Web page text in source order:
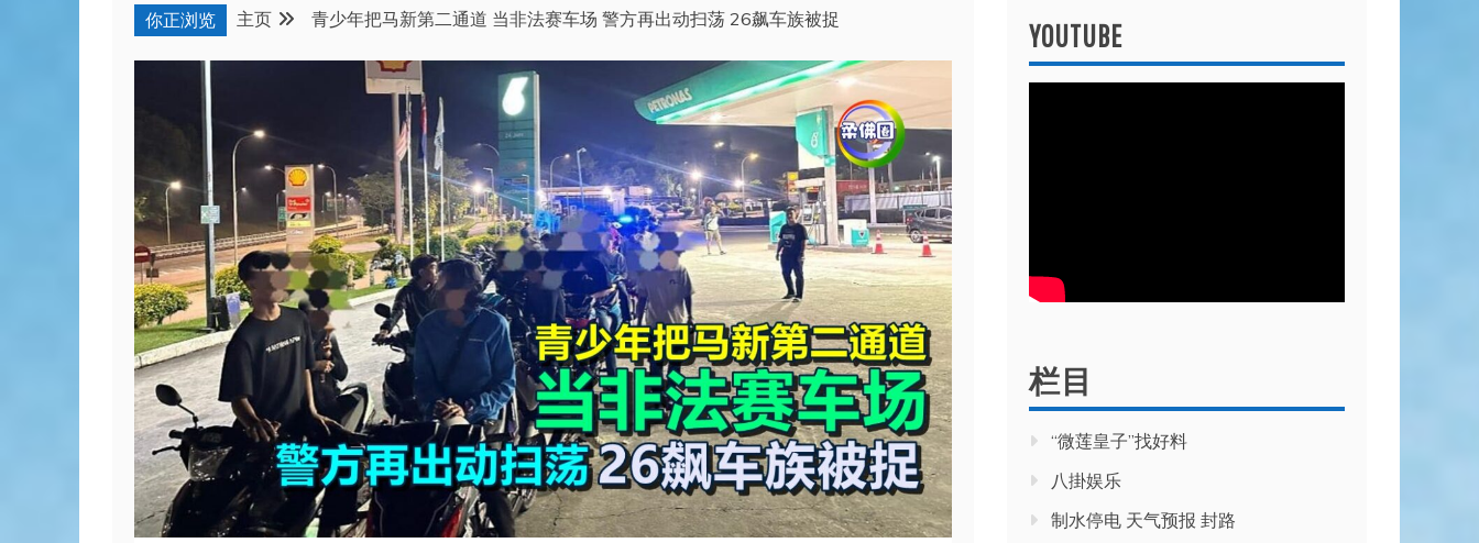
你正浏览 主页 青少年把马新第二通道 当非法赛车场 警方再出动扫荡 26飙车族被捉 YOUTUBE
栏目
“微莲皇子”找好料
八掛娱乐
制水停电 天气预报 封路